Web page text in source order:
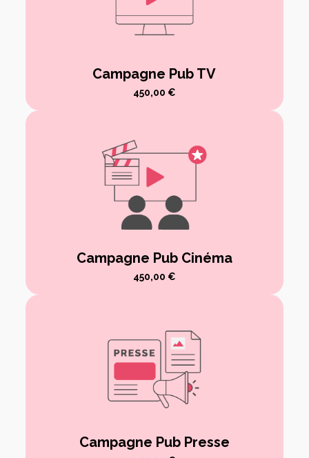
Campagne Pub TV
450,00 €
Campagne Pub Cinéma
450,00 €
Campagne Pub Presse